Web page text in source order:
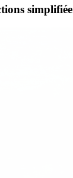
simplifiée